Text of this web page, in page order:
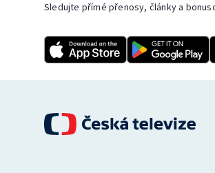
Sledujte přímé přenosy, články a